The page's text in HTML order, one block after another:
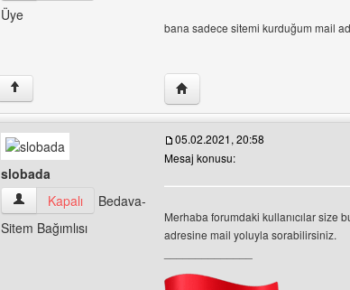
Üye
bana sadece sitemi kurduğum mail
↑ Yazarın web sitesini ziyaret
slobada
slobada Kullanıcının profilini görüntüle
Kapalı
Bedava-
Sitem Bağımlısı
05.02.2021, 20:58
Mesaj konusu:
Merhaba forumdaki kullanıcılar size
adresine mail yoluyla sorabilirsiniz.